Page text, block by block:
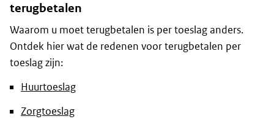
terugbetalen
Waarom u moet terugbetalen is per toeslag anders.
Ontdek hier wat de redenen voor terugbetalen per
toeslag zijn:
Huurtoeslag
Zorgtoeslag